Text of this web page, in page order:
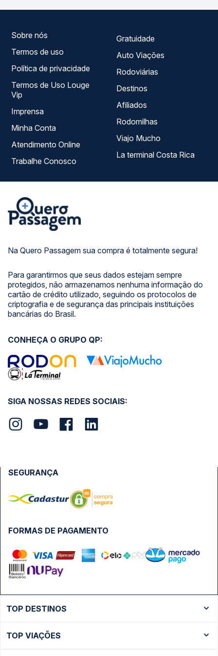
Na Quero Passagem sua compra é totalmente segura!
Para garantirmos que seus dados estejam sempre
protegidos, não armazenamos nenhuma informação do
cartão de crédito utilizado, seguindo os protocolos de
criptografia e de segurança das principais instituições
bancárias do Brasil.
Sobre nós
Termos de uso
Política de privacidade
Termos de Uso Louge
Vip
Imprensa
Minha Conta
Atendimento Online
Trabalhe Conosco
Gratuidade
Auto Viações
Rodoviárias
Destinos
Afiliados
Rodomilhas
Viajo Mucho
La terminal Costa Rica
SIGA NOSSAS REDES SOCIAIS:
CONHEÇA O GRUPO QP:
FORMAS DE PAGAMENTO
SEGURANÇA
TOP DESTINOS
Ônibus São Paulo
TOP VIAÇÕES